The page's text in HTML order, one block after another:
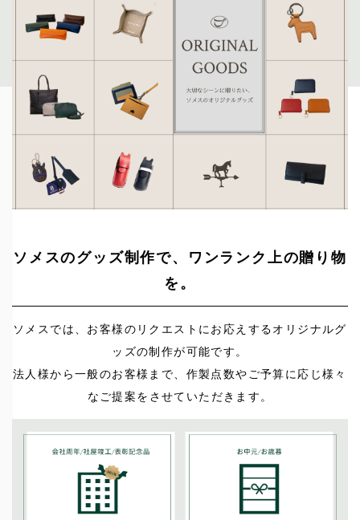
ソメスのグッズ制作で、ワンランク上の贈り物
を。
ソメスでは、お客様のリクエストにお応えするオリジナルグ
ッズの制作が可能です。
法人様から一般のお客様まで、作製点数やご予算に応じ様々
なご提案をさせていただきます。